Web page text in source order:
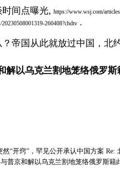
间点曝光, https://www.wsj.com/
260408?chdtv.
帝国从此就放过中国，北
解以乌克兰割地笼络俄罗
“开窍”，罕见公开承认中国方案 Re:
普京和解以乌克兰割地笼络俄罗斯籍